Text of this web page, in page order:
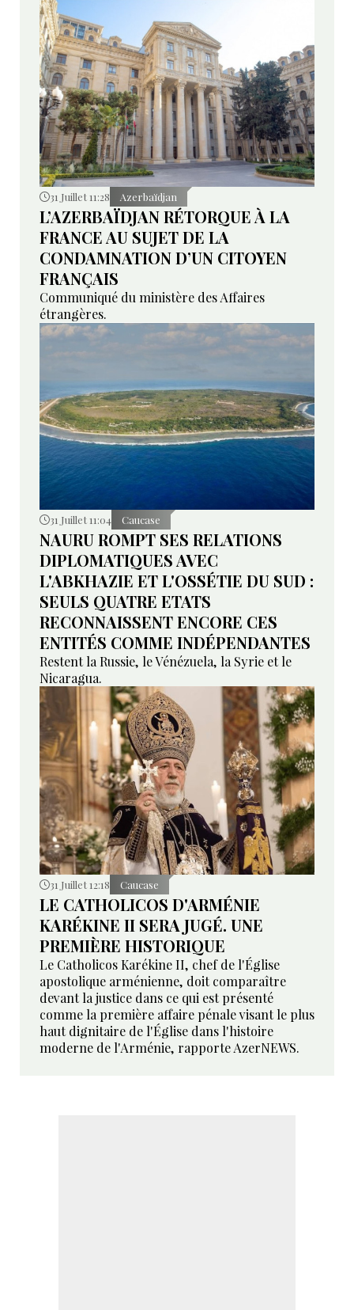
31 Juillet 11:28 Azerbaïdjan
L’AZERBAÏDJAN RÉTORQUE À LA
FRANCE AU SUJET DE LA
CONDAMNATION D’UN CITOYEN
FRANÇAIS
Communiqué du ministère des Affaires
étrangères.
31 Juillet 11:04 Caucase
NAURU ROMPT SES RELATIONS
DIPLOMATIQUES AVEC
L'ABKHAZIE ET L'OSSÉTIE DU SUD :
SEULS QUATRE ETATS
RECONNAISSENT ENCORE CES
ENTITÉS COMME INDÉPENDANTES
Restent la Russie, le Vénézuela, la Syrie et le
Nicaragua.
31 Juillet 12:18 Caucase
LE CATHOLICOS D'ARMÉNIE
KARÉKINE II SERA JUGÉ. UNE
PREMIÈRE HISTORIQUE
Le Catholicos Karékine II, chef de l'Église
apostolique arménienne, doit comparaître
devant la justice dans ce qui est présenté
comme la première affaire pénale visant le plus
haut dignitaire de l'Église dans l'histoire
moderne de l'Arménie, rapporte AzerNEWS.